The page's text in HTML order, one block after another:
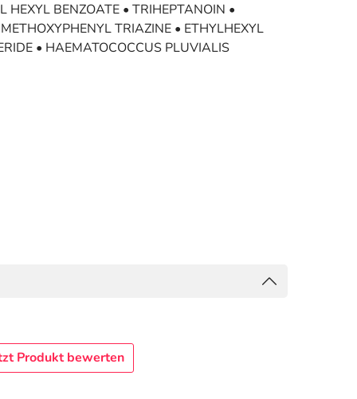
BENZOATE • TRIHEPTANOIN •
TRIAZINE • ETHYLHEXYL
• HAEMATOCOCCUS PLUVIALIS
Produkt bewerten